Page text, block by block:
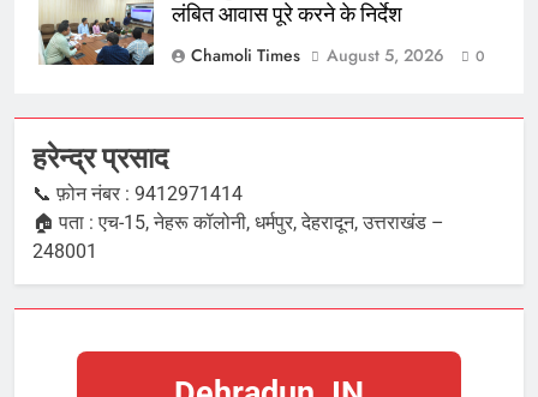
लंबित आवास पूरे करने के निर्देश
Chamoli Times
August 5, 2026 0
हरेन्द्र प्रसाद
📞 फ़ोन नंबर : 9412971414
🏠 पता : एच-15, नेहरू कॉलोनी, धर्मपुर, देहरादून, उत्तराखंड –
248001